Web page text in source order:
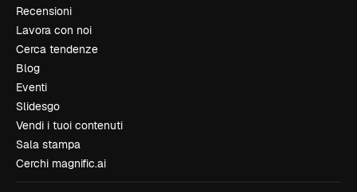
Recensioni
Lavora con noi
Cerca tendenze
Blog
Eventi
Slidesgo
Vendi i tuoi contenuti
Sala stampa
Cerchi magnific.ai